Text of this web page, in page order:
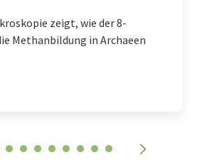
zeigt, wie der 8-
Methanbildung in Archaeen